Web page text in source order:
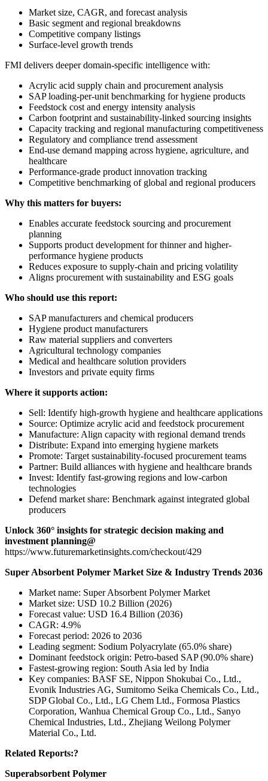
Market size, CAGR, and forecast analysis
Basic segment and regional breakdowns
Competitive company listings
Surface-level growth trends
FMI delivers deeper domain-specific intelligence with:
Acrylic acid supply chain and procurement analysis
SAP loading-per-unit benchmarking for hygiene products
Feedstock cost and energy intensity analysis
Carbon footprint and sustainability-linked sourcing insights
Capacity tracking and regional manufacturing competitiveness
Regulatory and compliance trend assessment
End-use demand mapping across hygiene, agriculture, and
healthcare
Performance-grade product innovation tracking
Competitive benchmarking of global and regional producers
Why this matters for buyers:
Enables accurate feedstock sourcing and procurement
planning
Supports product development for thinner and higher-
performance hygiene products
Reduces exposure to supply-chain and pricing volatility
Aligns procurement with sustainability and ESG goals
Who should use this report:
SAP manufacturers and chemical producers
Hygiene product manufacturers
Raw material suppliers and converters
Agricultural technology companies
Medical and healthcare solution providers
Investors and private equity firms
Where it supports action:
Sell: Identify high-growth hygiene and healthcare applications
Source: Optimize acrylic acid and feedstock procurement
Manufacture: Align capacity with regional demand trends
Distribute: Expand into emerging hygiene markets
Promote: Target sustainability-focused procurement teams
Partner: Build alliances with hygiene and healthcare brands
Invest: Identify fast-growing regions and low-carbon
technologies
Defend market share: Benchmark against integrated global
producers
Unlock 360° insights for strategic decision making and
investment planning@
https://www.futuremarketinsights.com/checkout/429
Super Absorbent Polymer Market Size & Industry Trends 2036
Market name: Super Absorbent Polymer Market
Market size: USD 10.2 Billion (2026)
Forecast value: USD 16.4 Billion (2036)
CAGR: 4.9%
Forecast period: 2026 to 2036
Leading segment: Sodium Polyacrylate (65.0% share)
Dominant feedstock origin: Petro-based SAP (90.0% share)
Fastest-growing region: South Asia led by India
Key companies: BASF SE, Nippon Shokubai Co., Ltd.,
Evonik Industries AG, Sumitomo Seika Chemicals Co., Ltd.,
SDP Global Co., Ltd., LG Chem Ltd., Formosa Plastics
Corporation, Wanhua Chemical Group Co., Ltd., Sanyo
Chemical Industries, Ltd., Zhejiang Weilong Polymer
Material Co., Ltd.
Related Reports:?
Superabsorbent Polymer